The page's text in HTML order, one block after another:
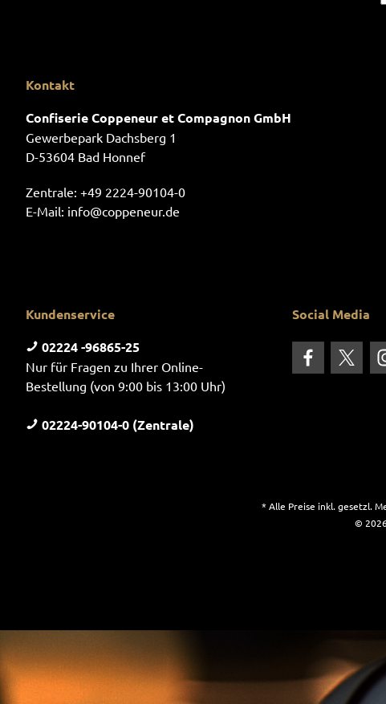
Kontakt
Confiserie Coppeneur et Compagnon GmbH
Gewerbepark Dachsberg 1
D-53604 Bad Honnef
Zentrale: +49 2224-90104-0
E-Mail: info@coppeneur.de
Kundenservice
02224 -96865-25
Nur für Fragen zu Ihrer Online-
Bestellung (von 9:00 bis 13:00 Uhr)
02224-90104-0 (Zentrale)
Social Media
* Alle Preise inkl. gesetzl.
©